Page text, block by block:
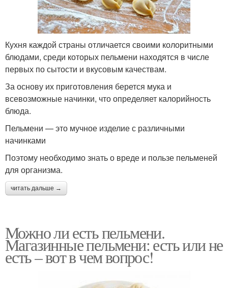
Кухня каждой страны отличается своими колоритными
блюдами, среди которых пельмени находятся в числе
первых по сытости и вкусовым качествам.
За основу их приготовления берется мука и
всевозможные начинки, что определяет калорийность
блюда.
Пельмени — это мучное изделие с различными
начинками
Поэтому необходимо знать о вреде и пользе пельменей
для организма.
читать дальше →
Можно ли есть пельмени.
Магазинные пельмени: есть или не
есть – вот в чем вопрос!